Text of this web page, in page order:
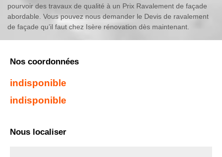
pourvoir des travaux de qualité à un Prix Ravalement de façade
abordable. Vous pouvez nous demander le Devis de ravalement
de façade qu’il faut chez Isère rénovation dès maintenant.
Nos coordonnées
indisponible
indisponible
Nous localiser